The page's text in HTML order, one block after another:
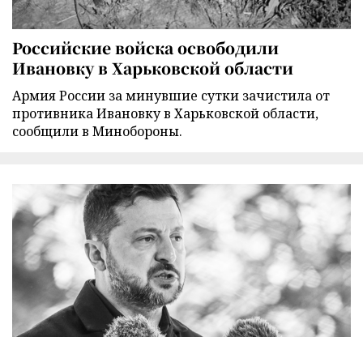
Российские войска освободили
Ивановку в Харьковской области
Армия России за минувшие сутки зачистила от
противника Ивановку в Харьковской области,
сообщили в Минобороны.